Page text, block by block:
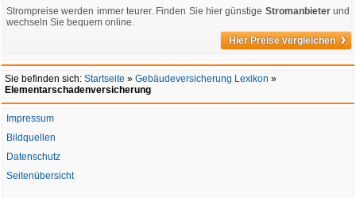
Strompreise werden immer teurer. Finden Sie hier günstige Stromanbieterund
wechseln Sie bequem online.
Hier Preise vergleichen ›
Sie befinden sich: Startseite » Gebäudeversicherung Lexikon »
Elementarschadenversicherung
Impressum
Bildquellen
Datenschutz
Seitenübersicht